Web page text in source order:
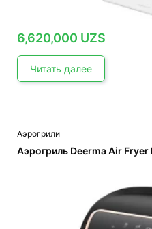
6,620,000 UZS
Читать далее
Аэрогрили
Аэрогриль Deerma Air Fryer